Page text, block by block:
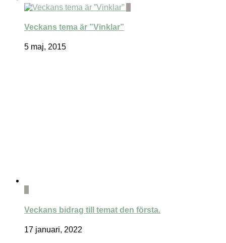
1
Veckans tema är ”Vinklar”
5 maj, 2015
0
Veckans bidrag till temat den första.
17 januari, 2022